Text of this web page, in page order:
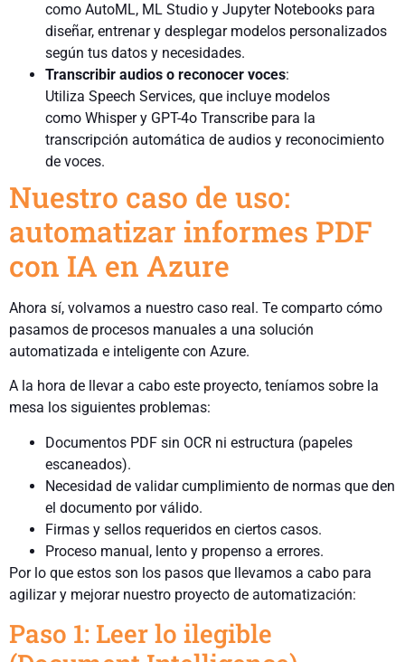
como AutoML, ML Studio y Jupyter Notebooks para
diseñar, entrenar y desplegar modelos personalizados
según tus datos y necesidades.
Transcribir audios o reconocer voces:
Utiliza Speech Services, que incluye modelos
como Whisper y GPT-4o Transcribe para la
transcripción automática de audios y reconocimiento
de voces.
Nuestro caso de uso:
automatizar informes PDF
con IA en Azure
Ahora sí, volvamos a nuestro caso real. Te comparto cómo
pasamos de procesos manuales a una solución
automatizada e inteligente con Azure.
A la hora de llevar a cabo este proyecto, teníamos sobre la
mesa los siguientes problemas:
Documentos PDF sin OCR ni estructura (papeles
escaneados).
Necesidad de validar cumplimiento de normas que den
el documento por válido.
Firmas y sellos requeridos en ciertos casos.
Proceso manual, lento y propenso a errores.
Por lo que estos son los pasos que llevamos a cabo para
agilizar y mejorar nuestro proyecto de automatización:
Paso 1: Leer lo ilegible